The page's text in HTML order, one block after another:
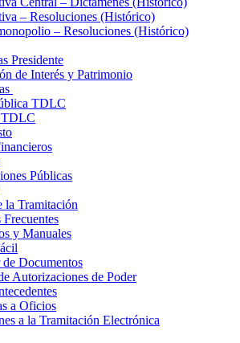
– Resoluciones (Histórico)
– Resoluciones (Histórico)
Presidente
de Interés y Patrimonio
TDLC
TDLC
Públicas
la Tramitación
Frecuentes
y Manuales
Documentos
Autorizaciones de Poder
a Oficios
a la Tramitación Electrónica